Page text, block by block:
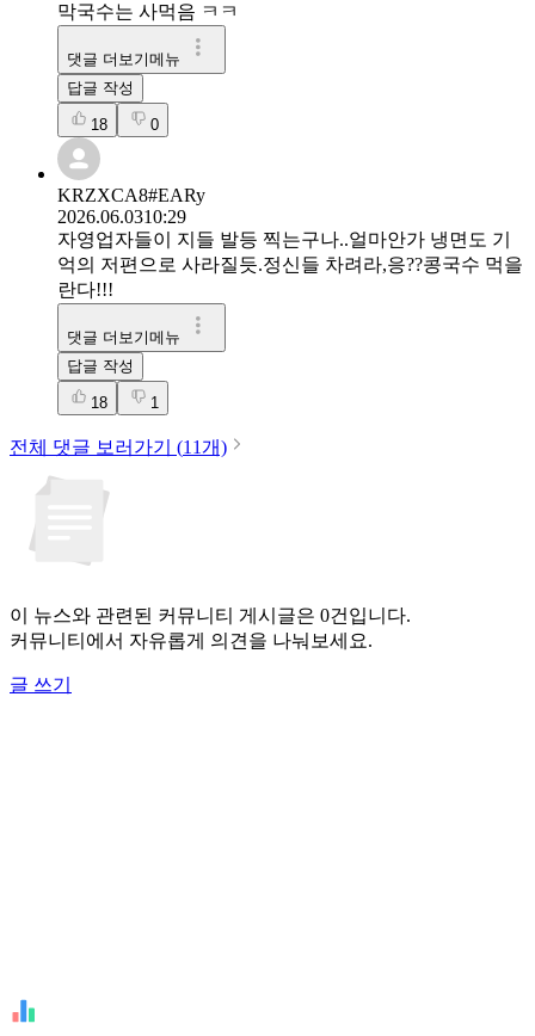
막국수는 사먹음 ㅋㅋ
댓글 더보기메뉴
답글 작성
18 0
KRZXCA8#EARy
2026.06.0310:29
자영업자들이 지들 발등 찍는구나..얼마안가 냉면도 기
억의 저편으로 사라질듯.정신들 차려라,응??콩국수 먹을
란다!!!
댓글 더보기메뉴
답글 작성
18 1
전체 댓글 보러가기 (11개)
이 뉴스와 관련된 커뮤니티 게시글은 0건입니다.
커뮤니티에서 자유롭게 의견을 나눠보세요.
글 쓰기